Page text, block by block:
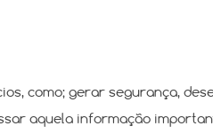
como; gerar segurança,
aquela informação